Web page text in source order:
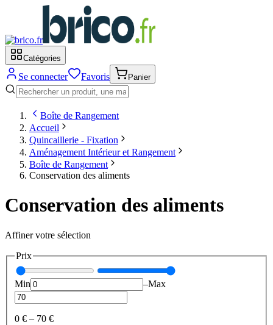
Catégories
Se connecter Favoris Panier
Boîte de Rangement
Accueil
Quincaillerie - Fixation
Aménagement Intérieur et Rangement
Boîte de Rangement
Conservation des aliments
Conservation des aliments
Affiner votre sélection
Prix
Min –Max
0 € – 70 €